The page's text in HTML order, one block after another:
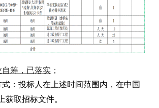
自筹，已落实 ；
：投标人在上述时间范围内，在中国
获取招标文件。